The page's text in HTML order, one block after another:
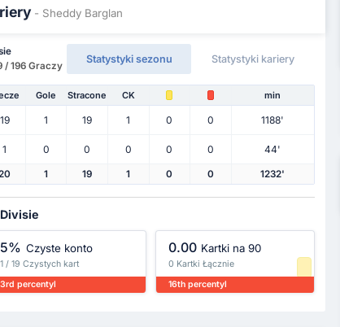
- Sheddy Barglan
/ 196 Graczy
Statystyki sezonu Statystyki kariery
Gole Stracone CK min
19 1 19 1 0 0 1188'
1 0 0 0 0 0 44'
1 19 1 0 0 1232'
5% Czyste konto
1 / 19 Czystych kart
3rd percentyl
0.00 Kartki na 90
0 Kartki Łącznie
16th percentyl